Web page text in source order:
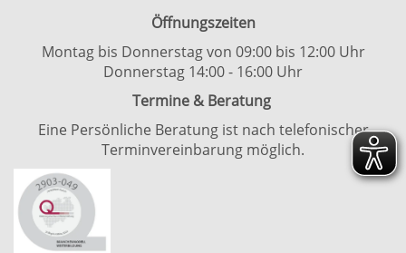
Öffnungszeiten
Montag bis Donnerstag von 09:00 bis 12:00 Uhr
Donnerstag 14:00 - 16:00 Uhr
Termine & Beratung
Eine Persönliche Beratung ist nach telefonischer
Terminvereinbarung möglich.